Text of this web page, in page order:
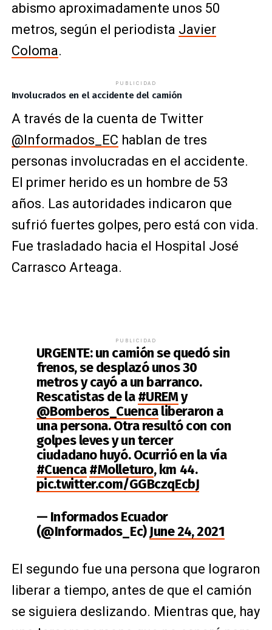
abismo aproximadamente unos 50
metros, según el periodista Javier
Coloma.
PUBLICIDAD
Involucrados en el accidente del camión
A través de la cuenta de Twitter
@Informados_EC hablan de tres
personas involucradas en el accidente.
El primer herido es un hombre de 53
años. Las autoridades indicaron que
sufrió fuertes golpes, pero está con vida.
Fue trasladado hacia el Hospital José
Carrasco Arteaga.
PUBLICIDAD
URGENTE: un camión se quedó sin
frenos, se desplazó unos 30
metros y cayó a un barranco.
Rescatistas de la#UREMy
@Bomberos_Cuencaliberaron a
una persona. Otra resultó con con
golpes leves y un tercer
ciudadano huyó. Ocurrió en la vía
#Cuenca#Molleturo, km 44.
pic.twitter.com/GGBczqEcbJ
— Informados Ecuador
(@Informados_Ec)June 24, 2021
El segundo fue una persona que lograron
liberar a tiempo, antes de que el camión
se siguiera deslizando. Mientras que, hay